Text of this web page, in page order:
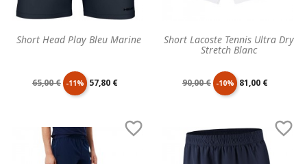
Short Head Play Bleu Marine
Prix
base
65,00 € -11% Prix
57,80 €
Short Lacoste Tennis Ultra Dry
Stretch Blanc
Prix
base
90,00 € -10% Prix
81,00 €
 